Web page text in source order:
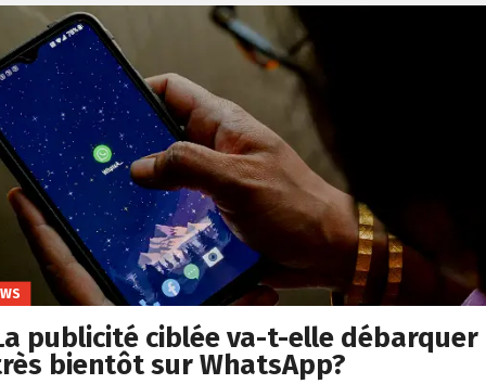
publicité ciblée va-t-elle débarquer
bientôt sur WhatsApp?